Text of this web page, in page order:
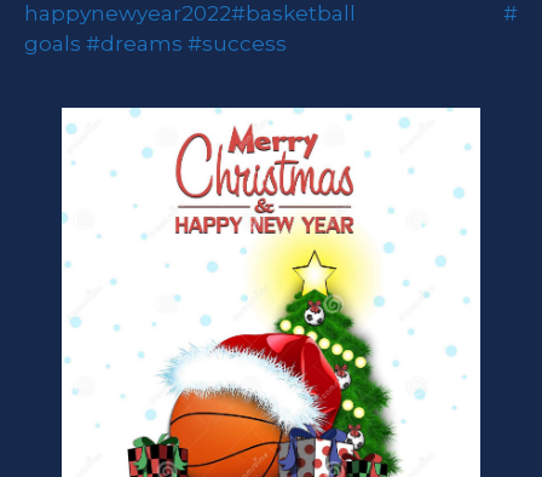
happynewyear2022#basketball
#
goals #dreams #success